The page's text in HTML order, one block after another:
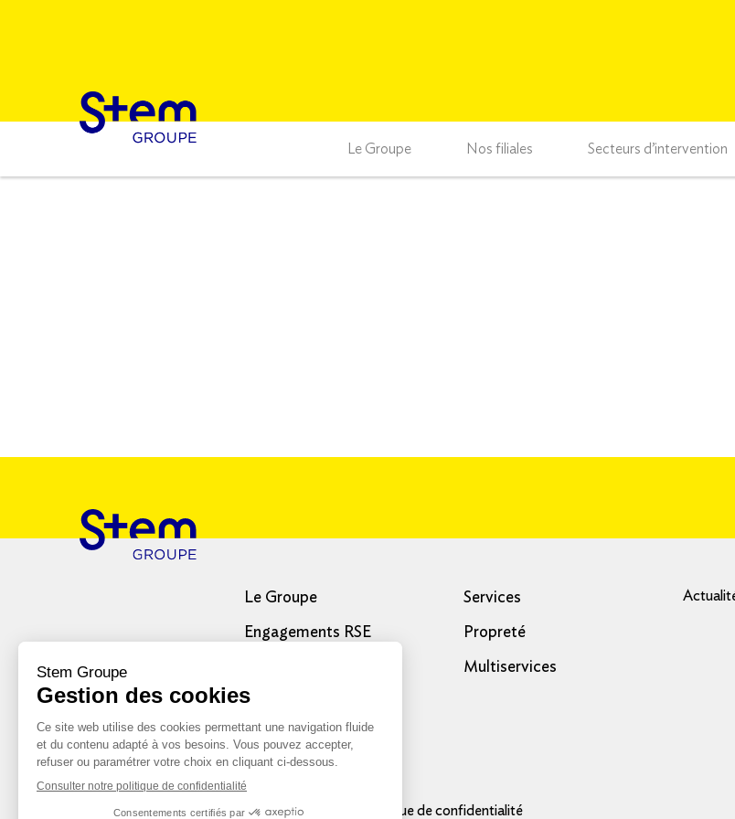
Le Groupe Nos filiales Secteurs d’intervention
Le Groupe
Engagements RSE
Références
Services
Propreté
Multiservices
Mentions légales Politique de confidentialité